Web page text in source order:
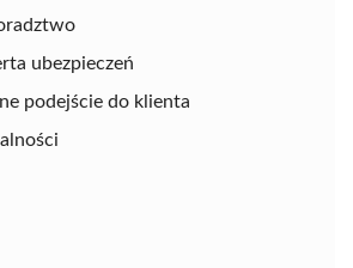
ubezpieczeń
podejście do klienta